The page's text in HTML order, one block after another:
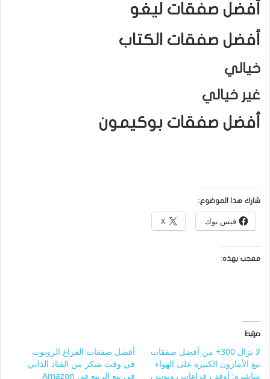
أفضل صفقات ليغو
أفضل صفقات الكتاب
خيالي
غير خيالي
أفضل صفقات بوكيمون
شارك هذا الموضوع:
فيس بوك X
معجب بهذه:
مرتبط
لا تزال 300+ من أفضل صفقات
بيع الأمازون الكبيرة على الهواء
مباشرة: أوقد ، فراغات روبوت ،
أفضل صفقات الفراغ الروبوت
في وقت مبكر من الفتاد الذاتي
في بيع الربيع في Amazon